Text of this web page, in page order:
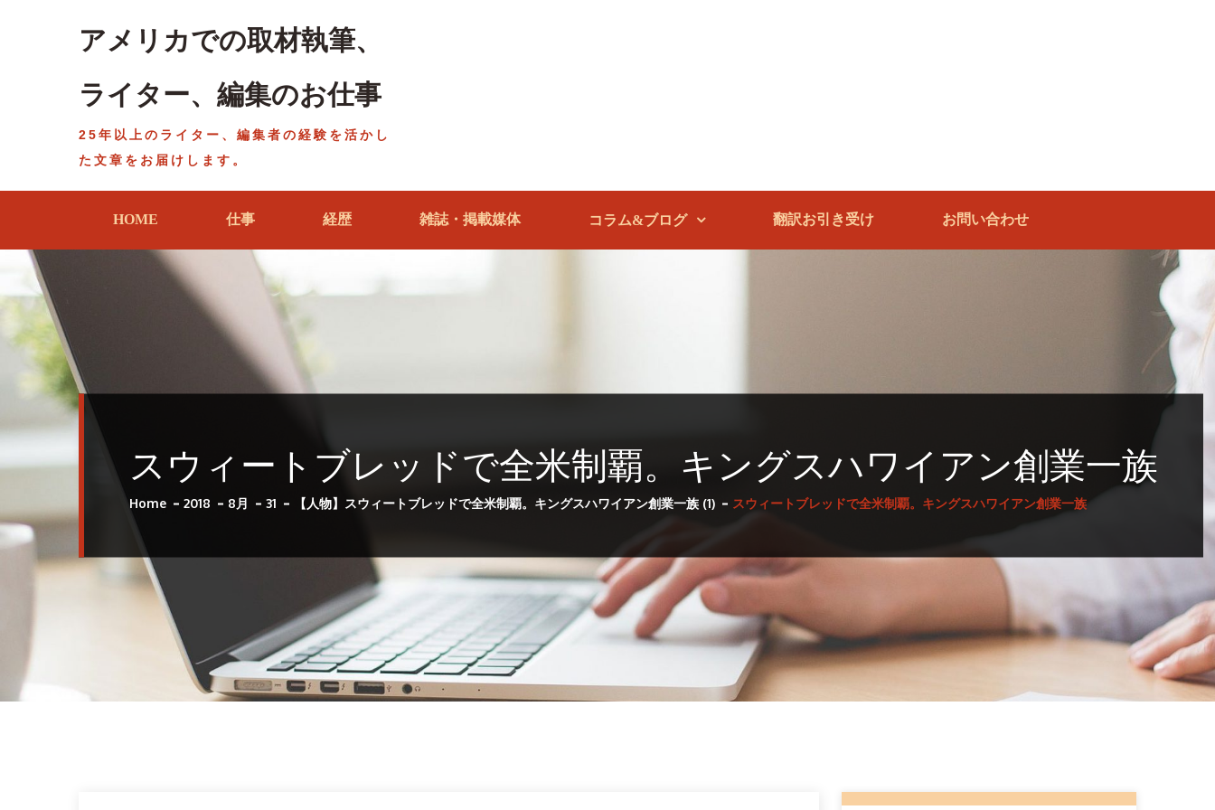
アメリカでの取材執筆、
ライター、編集のお仕事
25年以上のライター、編集者の経験を活かし
た文章をお届けします。
HOME 仕事 経歴 雑誌・掲載媒体 コラム&ブログ 翻訳お引き受け お問い合わせ
スウィートブレッドで全米制覇。キングスハワイアン創業一族
Home 2018 8月 31 【人物】スウィートブレッドで全米制覇。キングスハワイアン創業一族 (1) スウィートブレッドで全米制覇。キングスハワイアン創業一族